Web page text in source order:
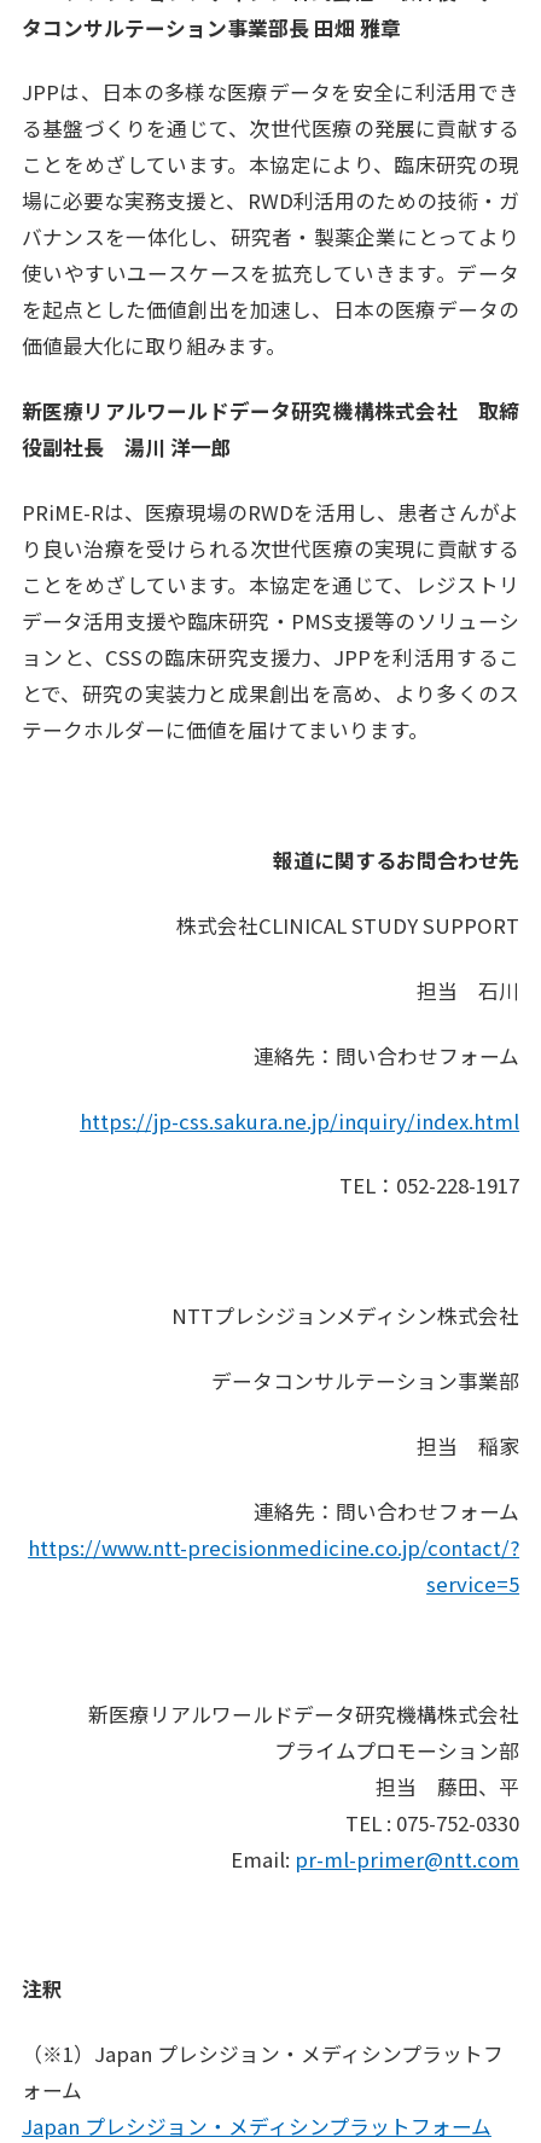
タコンサルテーション事業部長 田畑 雅章
JPPは、日本の多様な医療データを安全に利活用でき
る基盤づくりを通じて、次世代医療の発展に貢献する
ことをめざしています。本協定により、臨床研究の現
場に必要な実務支援と、RWD利活用のための技術・ガ
バナンスを一体化し、研究者・製薬企業にとってより
使いやすいユースケースを拡充していきます。データ
を起点とした価値創出を加速し、日本の医療データの
価値最大化に取り組みます。
新医療リアルワールドデータ研究機構株式会社 取締
役副社長 湯川 洋一郎
PRiME-Rは、医療現場のRWDを活用し、患者さんがよ
り良い治療を受けられる次世代医療の実現に貢献する
ことをめざしています。本協定を通じて、レジストリ
データ活用支援や臨床研究・PMS支援等のソリューシ
ョンと、CSSの臨床研究支援力、JPPを利活用するこ
とで、研究の実装力と成果創出を高め、より多くのス
テークホルダーに価値を届けてまいります。
報道に関するお問合わせ先
株式会社CLINICAL STUDY SUPPORT
担当 石川
連絡先：問い合わせフォーム
https://jp-css.sakura.ne.jp/inquiry/index.html
TEL：052-228-1917
NTTプレシジョンメディシン株式会社
データコンサルテーション事業部
担当 稲家
連絡先：問い合わせフォーム
https://www.ntt-precisionmedicine.co.jp/contact/?
service=5
新医療リアルワールドデータ研究機構株式会社
プライムプロモーション部
担当 藤田、平
TEL : 075-752-0330
Email: pr-ml-primer@ntt.com
注釈
（※1）Japan プレシジョン・メディシンプラットフ
ォーム
Japan プレシジョン・メディシンプラットフォーム